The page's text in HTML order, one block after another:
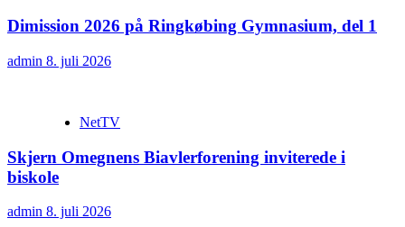
Dimission 2026 på Ringkøbing Gymnasium, del 1
admin 8. juli 2026
NetTV
Skjern Omegnens Biavlerforening inviterede i
biskole
admin 8. juli 2026